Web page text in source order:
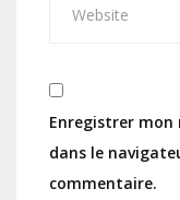
Enregistrer
dans le
commentaire.